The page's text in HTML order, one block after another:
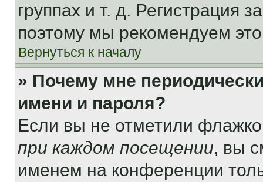
группах и т. д. Регистрация
поэтому мы рекомендуем
Вернуться к началу
» Почему мне
имени и пароля?
Если вы не отметили
при каждом посещении, вы
именем на конференции